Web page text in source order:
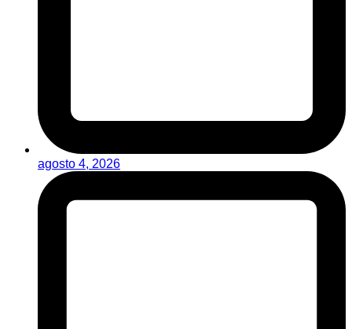
agosto 4, 2026